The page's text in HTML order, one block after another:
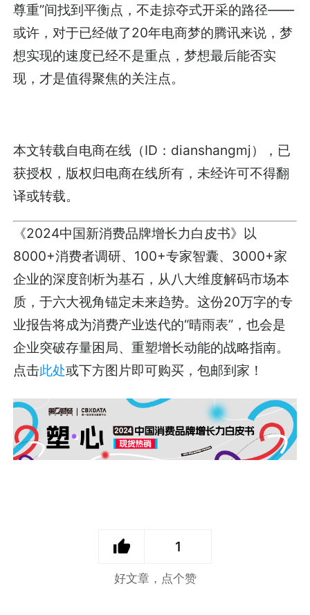
尊重”间找到平衡点，不走掠夺式开采的路径——
或许，对于已经做了20年电商梦的腾讯来说，梦
想实现的速度已经不是重点，梦想最后能否实
现，才是值得聚焦的关注点。
本文转载自电商在线（ID： dianshangmj），已
获授权，版权归电商在线所有，未经许可不得翻
译或转载。
《2024中国新消费品牌增长力白皮书》以
8000+消费者调研、100+专家智囊、3000+家
企业的深度剖析为基石，从八大维度解码市场本
质，于六大视角锚定未来趋势。这份20万字的专
业报告将成为消费产业迭代的“晴雨表”，也会是
企业突破存量困局、重塑增长动能的战略指南。
点击此处或下方图片即可购买，包邮到家！
1
好文章，点个赞